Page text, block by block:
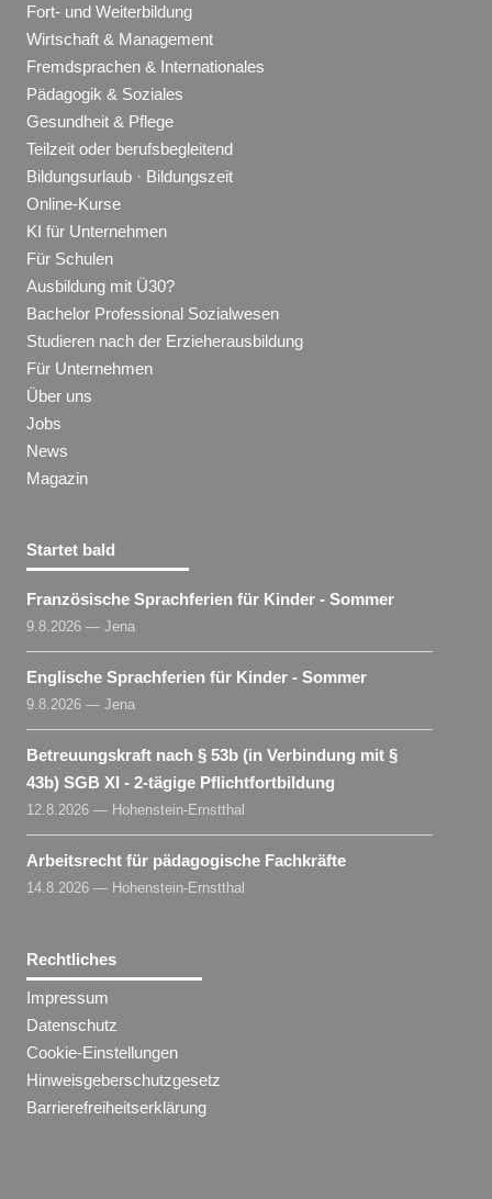
Fort- und Weiterbildung
Wirtschaft & Management
Fremdsprachen & Internationales
Pädagogik & Soziales
Gesundheit & Pflege
Teilzeit oder berufsbegleitend
Bildungsurlaub · Bildungszeit
Online-Kurse
KI für Unternehmen
Für Schulen
Ausbildung mit Ü30?
Bachelor Professional Sozialwesen
Studieren nach der Erzieherausbildung
Für Unternehmen
Über uns
Jobs
News
Magazin
Startet bald
Französische Sprachferien für Kinder - Sommer
9.8.2026 — Jena
Englische Sprachferien für Kinder - Sommer
9.8.2026 — Jena
Betreuungskraft nach § 53b (in Verbindung mit §
43b) SGB XI - 2-tägige Pflichtfortbildung
12.8.2026 — Hohenstein-Ernstthal
Arbeitsrecht für pädagogische Fachkräfte
14.8.2026 — Hohenstein-Ernstthal
Rechtliches
Impressum
Datenschutz
Cookie-Einstellungen
Hinweisgeberschutzgesetz
Barrierefreiheitserklärung